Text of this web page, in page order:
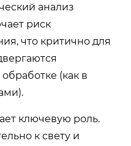
анализ
риск
что критично для
(как в
ключевую роль.
к свету и